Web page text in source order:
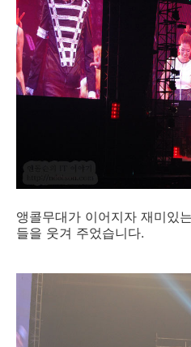
앵콜무대가 이어지자 재미있
들을 웃겨 주었습니다.